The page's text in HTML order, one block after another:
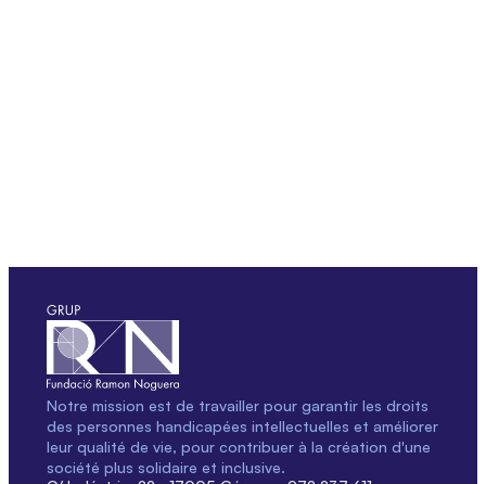
Notre mission est de travailler pour garantir les droits
des personnes handicapées intellectuelles et améliorer
leur qualité de vie, pour contribuer à la création d'une
société plus solidaire et inclusive.